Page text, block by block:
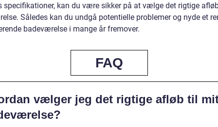
specifikationer, kan du være sikker på at vælge det rigtige
Således kan du undgå potentielle problemer og nyde et
badeværelse i mange år fremover.
FAQ
vælger jeg det rigtige afløb til